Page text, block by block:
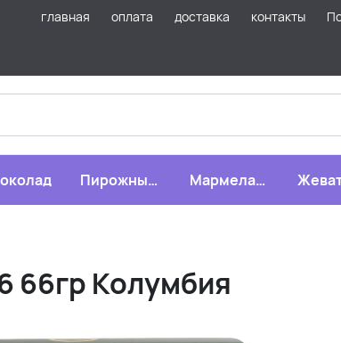
главная оплата доставка контакты
Пирожные,
бисквиты,
Мармелад,
зефир,
66гр Колумбия